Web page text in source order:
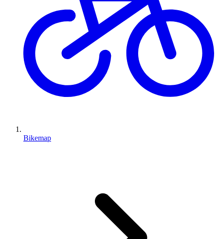
Bikemap